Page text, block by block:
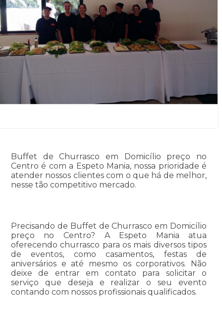
Buffet de Churrasco em Domicílio preço no
Centro é com a Espeto Mania, nossa prioridade é
atender nossos clientes com o que há de melhor,
nesse tão competitivo mercado.
Precisando de Buffet de Churrasco em Domicílio
preço no Centro? A Espeto Mania atua
oferecendo churrasco para os mais diversos tipos
de eventos, como casamentos, festas de
aniversários e até mesmo os corporativos. Não
deixe de entrar em contato para solicitar o
serviço que deseja e realizar o seu evento
contando com nossos profissionais qualificados.